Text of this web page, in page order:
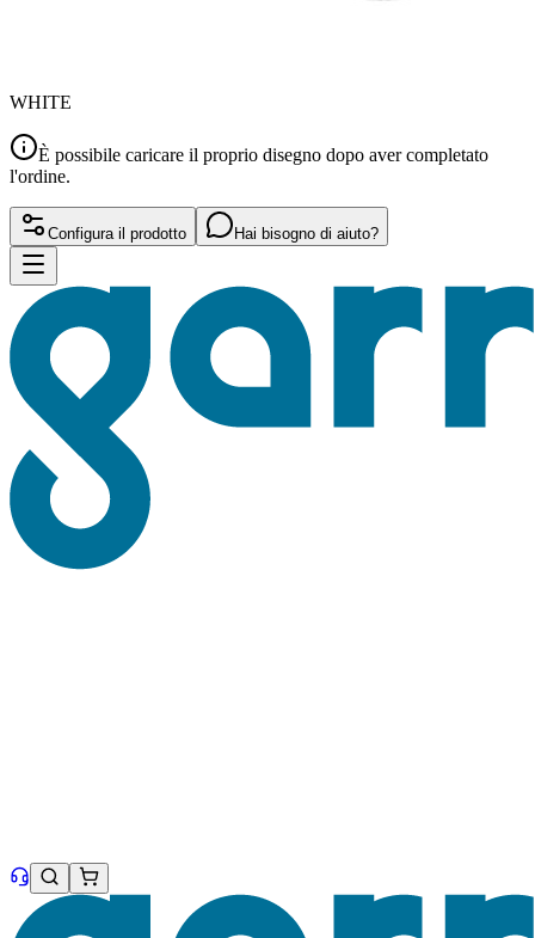
WHITE
È possibile caricare il proprio disegno dopo aver completato
l'ordine.
Configura il prodotto Hai bisogno di aiuto?